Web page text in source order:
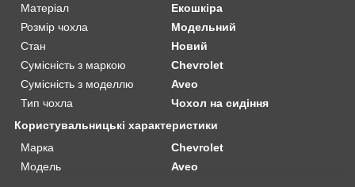
Матеріал
Екошкіра
Розмір чохла
Модельний
Стан
Новий
Сумісність з маркою
Chevrolet
Сумісність з моделлю
Aveo
Тип чохла
Чохол на сидіння
Користувальницькі характеристики
Марка
Chevrolet
Модель
Aveo